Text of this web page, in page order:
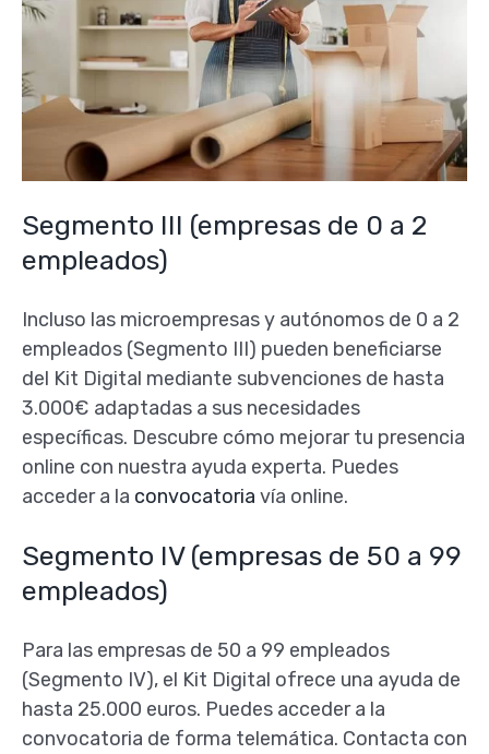
Segmento III (empresas de 0 a 2
empleados)
Incluso las microempresas y autónomos de 0 a 2
empleados (Segmento III) pueden beneficiarse
del Kit Digital mediante subvenciones de hasta
3.000€ adaptadas a sus necesidades
específicas. Descubre cómo mejorar tu presencia
online con nuestra ayuda experta. Puedes
acceder a la convocatoria vía online.
Segmento IV (empresas de 50 a 99
empleados)
Para las empresas de 50 a 99 empleados
(Segmento IV), el Kit Digital ofrece una ayuda de
hasta 25.000 euros. Puedes acceder a la
convocatoria de forma telemática. Contacta con